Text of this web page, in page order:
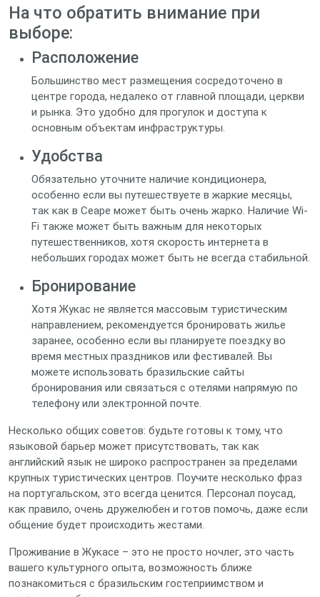
На что обратить внимание при
выборе:
Расположение
Большинство мест размещения сосредоточено в
центре города, недалеко от главной площади, церкви
и рынка. Это удобно для прогулок и доступа к
основным объектам инфраструктуры.
Удобства
Обязательно уточните наличие кондиционера,
особенно если вы путешествуете в жаркие месяцы,
так как в Сеаре может быть очень жарко. Наличие Wi-
Fi также может быть важным для некоторых
путешественников, хотя скорость интернета в
небольших городах может быть не всегда стабильной.
Бронирование
Хотя Жукас не является массовым туристическим
направлением, рекомендуется бронировать жилье
заранее, особенно если вы планируете поездку во
время местных праздников или фестивалей. Вы
можете использовать бразильские сайты
бронирования или связаться с отелями напрямую по
телефону или электронной почте.
Несколько общих советов: будьте готовы к тому, что
языковой барьер может присутствовать, так как
английский язык не широко распространен за пределами
крупных туристических центров. Поучите несколько фраз
на португальском, это всегда ценится. Персонал поусад,
как правило, очень дружелюбен и готов помочь, даже если
общение будет происходить жестами.
Проживание в Жукасе – это не просто ночлег, это часть
вашего культурного опыта, возможность ближе
познакомиться с бразильским гостеприимством и